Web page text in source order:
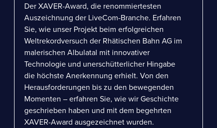
Der XAVER-Award, die renommiertesten
Auszeichnung der LiveCom-Branche. Erfahren
Sie, wie unser Projekt beim erfolgreichen
Weltrekordversuch der Rhätischen Bahn AG im
malerischen Albulatal mit innovativer
Technologie und unerschütterlicher Hingabe
die höchste Anerkennung erhielt. Von den
Herausforderungen bis zu den bewegenden
Momenten – erfahren Sie, wie wir Geschichte
geschrieben haben und mit dem begehrten
XAVER-Award ausgezeichnet wurden.